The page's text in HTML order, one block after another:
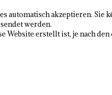
automatisch akzeptieren.
werden.
erstellt ist, je nach